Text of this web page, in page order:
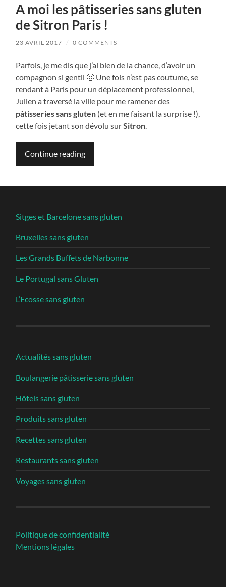
A moi les pâtisseries sans gluten
de Sitron Paris !
23 AVRIL 2017 / 0 COMMENTS
Parfois, je me dis que j’ai bien de la chance, d’avoir un
compagnon si gentil 🙂 Une fois n’est pas coutume, se
rendant à Paris pour un déplacement professionnel,
Julien a traversé la ville pour me ramener des
pâtisseries sans gluten (et en me faisant la surprise !),
cette fois jetant son dévolu surSitron
Continue reading
Sitges et Barcelone sans gluten
Bruxelles sans gluten
Les Grands Buffets de Narbonne
Le Portugal sans Gluten
L’Ecosse sans gluten
Actualités sans gluten
Boulangerie pâtisserie sans gluten
Hôtels sans gluten
Produits sans gluten
Recettes sans gluten
Restaurants sans gluten
Voyages sans gluten
Politique de confidentialité
Mentions légales